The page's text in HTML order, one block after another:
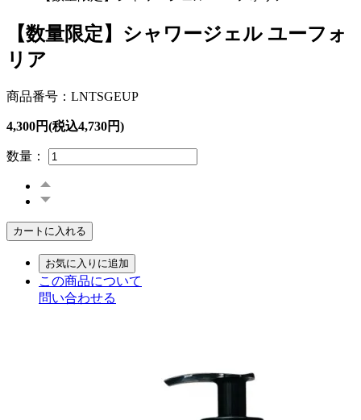
【数量限定】シャワージェル ユーフォ
リア
商品番号：LNTSGEUP
4,300円(税込4,730円)
数量：
カートに入れる
お気に入りに追加
この商品について
問い合わせる